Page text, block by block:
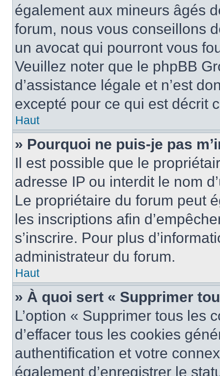
également aux mineurs âgés
forum, nous vous conseillons
un avocat qui pourront vous
Veuillez noter que le phpBB
d’assistance légale et n’est
excepté pour ce qui est décrit
Haut
» Pourquoi ne puis-je pas
Il est possible que le
adresse IP ou interdit le nom
Le propriétaire du forum peut
les inscriptions afin
s’inscrire. Pour plus
administrateur du forum.
Haut
» À quoi sert « Supprimer
L’option « Supprimer tous les
d’effacer tous les cookies
authentification et votre
également d’enregistrer le